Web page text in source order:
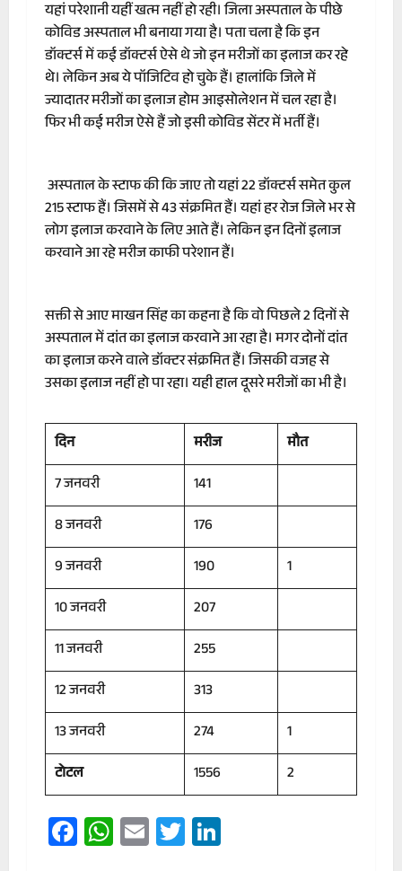
यहां परेशानी यहीं खत्म नहीं हो रही। जिला अस्पताल के पीछे
कोविड अस्पताल भी बनाया गया है। पता चला है कि इन
डॉक्टर्स में कई डॉक्टर्स ऐसे थे जो इन मरीजों का इलाज कर रहे
थे। लेकिन अब ये पॉजिटिव हो चुके हैं। हालांकि जिले में
ज्यादातर मरीजों का इलाज होम आइसोलेशन में चल रहा है।
फिर भी कई मरीज ऐसे हैं जो इसी कोविड सेंटर में भर्ती हैं।
अस्पताल के स्टाफ की कि जाए तो यहां 22 डॉक्टर्स समेत कुल
215 स्टाफ हैं। जिसमें से 43 संक्रमित हैं। यहां हर रोज जिले भर से
लोग इलाज करवाने के लिए आते हैं। लेकिन इन दिनों इलाज
करवाने आ रहे मरीज काफी परेशान हैं।
सक्ती से आए माखन सिंह का कहना है कि वो पिछले 2 दिनों से
अस्पताल में दांत का इलाज करवाने आ रहा है। मगर दोनों दांत
का इलाज करने वाले डॉक्टर संक्रमित हैं। जिसकी वजह से
उसका इलाज नहीं हो पा रहा। यही हाल दूसरे मरीजों का भी है।
दिन मरीज
मौत
7 जनवरी
141
8 जनवरी
176
9 जनवरी
190
1
10 जनवरी
207
11 जनवरी
255
12 जनवरी
313
13 जनवरी
274
1
टोटल
1556 2
Facebook
WhatsApp
EmailTwitter